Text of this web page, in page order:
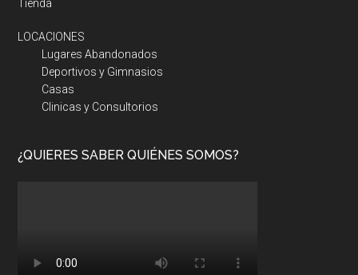
Tienda
LOCACIONES
Lugares Abandonados
Deportivos y Gimnasios
Casas
Clinicas y Consultorios
¿QUIERES SABER QUIÉNES SOMOS?